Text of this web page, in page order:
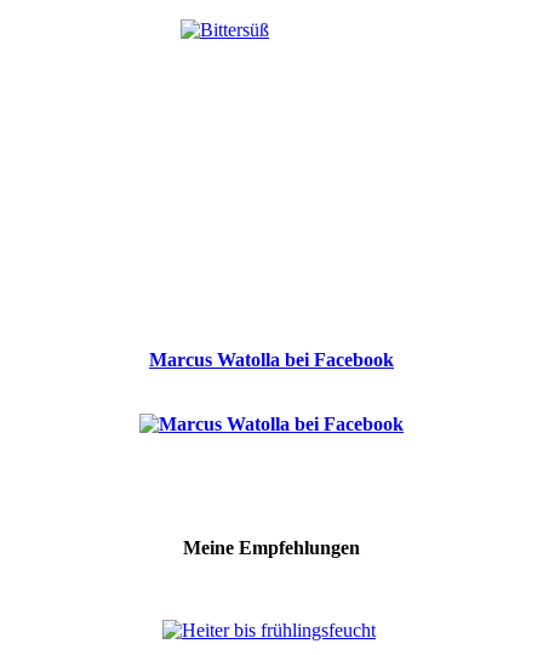
Marcus Watolla bei Facebook
Meine Empfehlungen